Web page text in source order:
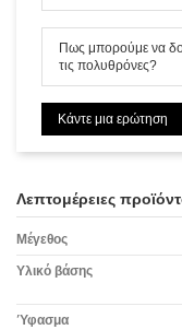
Πως μπορούμε να
τις πολυθρόνες?
Κάντε μια ερώτηση
Λεπτομέρειες
Μέγεθος
Υλικό βάσης
Ύφασμα